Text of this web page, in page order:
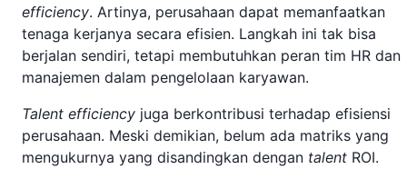
efficiency. Artinya, perusahaan dapat memanfaatkan
tenaga kerjanya secara efisien. Langkah ini tak bisa
berjalan sendiri, tetapi membutuhkan peran tim HR dan
manajemen dalam pengelolaan karyawan.
Talent efficiency juga berkontribusi terhadap efisiensi
perusahaan. Meski demikian, belum ada matriks yang
mengukurnya yang disandingkan dengan talent ROI.